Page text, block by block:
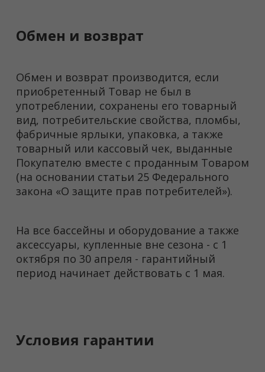
Обмен и возврат
Обмен и возврат производится, если
приобретенный Товар не был в
употреблении, сохранены его товарный
вид, потребительские свойства, пломбы,
фабричные ярлыки, упаковка, а также
товарный или кассовый чек, выданные
Покупателю вместе с проданным Товаром
(на основании статьи 25 Федерального
закона «О защите прав потребителей»).
На все бассейны и оборудование а также
аксессуары, купленные вне сезона - с 1
октября по 30 апреля - гарантийный
период начинает действовать с 1 мая.
Условия гарантии